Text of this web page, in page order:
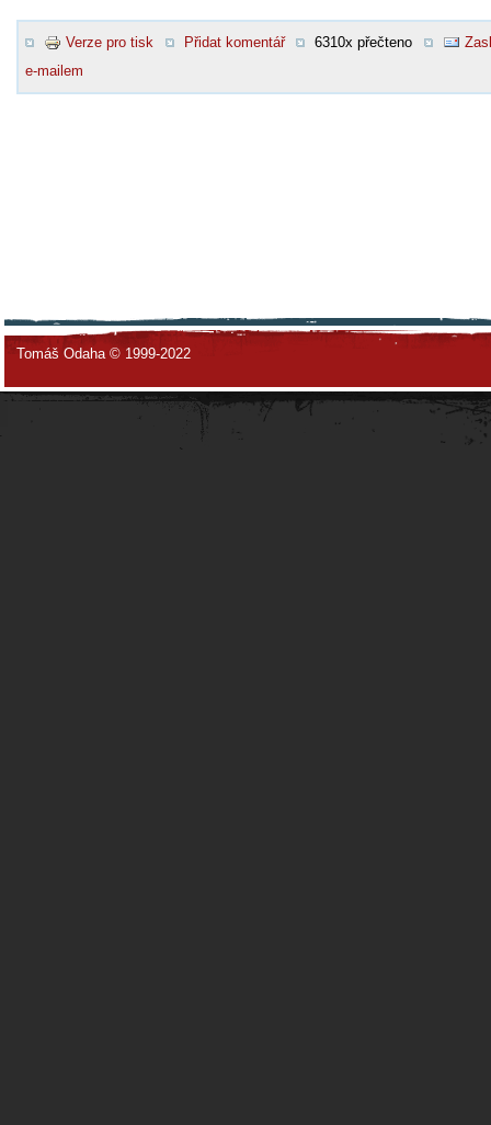
Verze pro tisk Přidat komentář 6310x přečteno
e-mailem
Tomáš Odaha © 1999-2022